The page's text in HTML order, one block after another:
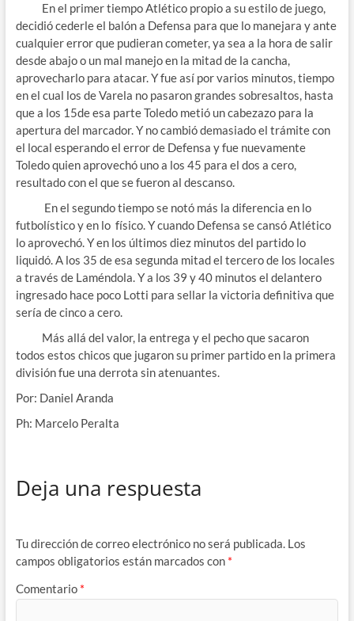
En el primer tiempo Atlético propio a su estilo de juego,
decidió cederle el balón a Defensa para que lo manejara y ante
cualquier error que pudieran cometer, ya sea a la hora de salir
desde abajo o un mal manejo en la mitad de la cancha,
aprovecharlo para atacar. Y fue así por varios minutos, tiempo
en el cual los de Varela no pasaron grandes sobresaltos, hasta
que a los 15de esa parte Toledo metió un cabezazo para la
apertura del marcador. Y no cambió demasiado el trámite con
el local esperando el error de Defensa y fue nuevamente
Toledo quien aprovechó uno a los 45 para el dos a cero,
resultado con el que se fueron al descanso.
En el segundo tiempo se notó más la diferencia en lo
futbolístico y en lo físico. Y cuando Defensa se cansó Atlético
lo aprovechó. Y en los últimos diez minutos del partido lo
liquidó. A los 35 de esa segunda mitad el tercero de los locales
a través de Laméndola. Y a los 39 y 40 minutos el delantero
ingresado hace poco Lotti para sellar la victoria definitiva que
sería de cinco a cero.
Más allá del valor, la entrega y el pecho que sacaron
todos estos chicos que jugaron su primer partido en la primera
división fue una derrota sin atenuantes.
Por: Daniel Aranda
Ph: Marcelo Peralta
Deja una respuesta
Tu dirección de correo electrónico no será publicada. Los
campos obligatorios están marcados con *
Comentario *